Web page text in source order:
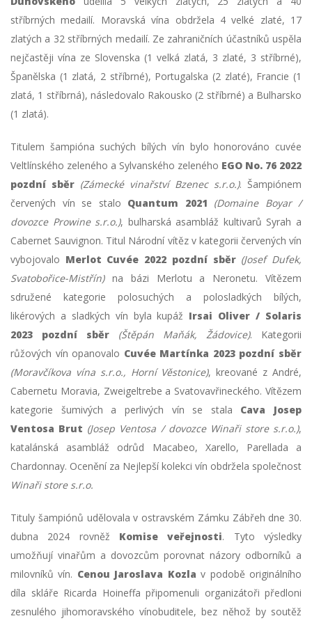
stříbrných medailí. Moravská vína obdržela 4 velké zlaté, 17
zlatých a 32 stříbrných medailí. Ze zahraničních účastníků uspěla
nejčastěji vína ze Slovenska (1 velká zlatá, 3 zlaté, 3 stříbrné),
Španělska (1 zlatá, 2 stříbrné), Portugalska (2 zlaté), Francie (1
zlatá, 1 stříbrná), následovalo Rakousko (2 stříbrné) a Bulharsko
(1 zlatá).
Titulem šampióna suchých bílých vín bylo honorováno cuvée
Veltlínského zeleného a Sylvanského zeleného EGO No. 76 2022
pozdní sběr (Zámecké vinařství Bzenec s.r.o.). Šampiónem
červených vín se stalo Quantum 2021 (Domaine Boyar /
dovozce Prowine s.r.o.), bulharská asambláž kultivarů Syrah a
Cabernet Sauvignon. Titul Národní vítěz v kategorii červených vín
vybojovalo Merlot Cuvée 2022 pozdní sběr (Josef Dufek,
Svatobořice-Mistřín)na bázi Merlotu a Neronetu. Vítězem
sdružené kategorie polosuchých a polosladkých bílých,
likérových a sladkých vín byla kupáž Irsai Oliver / Solaris
2023 pozdní sběr (Štěpán Maňák, Žádovice). Kategorii
růžových vín opanovalo Cuvée Martínka 2023 pozdní sběr
(Moravčíkova vína s.r.o., Horní Věstonice), kreované z André,
Cabernetu Moravia, Zweigeltrebe a Svatovavřineckého. Vítězem
kategorie šumivých a perlivých vín se stala Cava Josep
Ventosa Brut (Josep Ventosa / dovozce Winaři store s.r.o.),
katalánská asambláž odrůd Macabeo, Xarello, Parellada a
Chardonnay. Ocenění za Nejlepší kolekci vín obdržela společnost
Winaři store s.r.o.
Tituly šampiónů udělovala v ostravském Zámku Zábřeh dne 30.
dubna 2024 rovněž Komise veřejnosti. Tyto výsledky
umožňují vinařům a dovozcům porovnat názory odborníků a
milovníků vín. Cenou Jaroslava Kozla v podobě originálního
díla skláře Ricarda Hoineffa připomenuli organizátoři předloni
zesnulého jihomoravského vínobuditele, bez něhož by soutěž